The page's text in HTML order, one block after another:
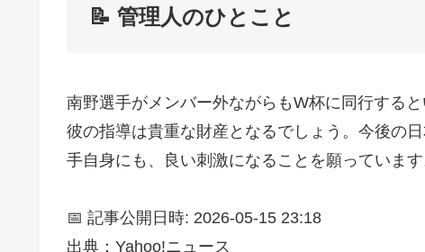
📝 管理人のひとこと
南野選手がメンバー外ながらもW杯に同行する
彼の指導は貴重な財産となるでしょう。今後の
手自身にも、良い刺激になることを願っています
📅 記事公開日時: 2026-05-15 23:18
出典：Yahoo!ニュース